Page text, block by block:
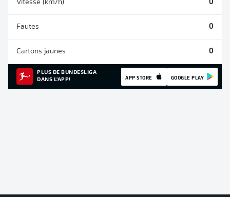
Vitesse (km/h) 0
Fautes 0
Cartons jaunes 0
PLUS DE BUNDESLIGA
DANS L'APP!
APP STORE GOOGLE PLAY